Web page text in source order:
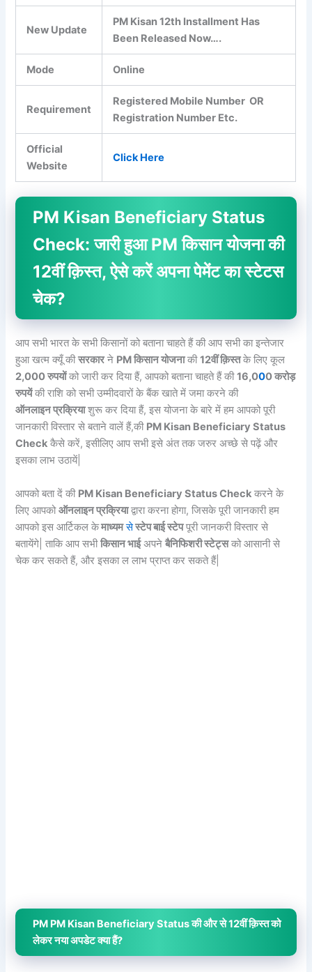
New Update
PM Kisan 12th Installment Has
Been Released Now….
Mode Online
Requirement
Registered Mobile Number OR
Registration Number Etc.
Official
Website
Click Here
PM Kisan Beneficiary Status
Check:जारी हुआ PM किसान योजना की
12वीं क़िस्त, ऐसे करें अपना पेमेंट का स्टेटस
चेक?
आप सभी भारत के सभी किसानों को बताना चाहते हैं की आप सभी का इन्तेजार
हुआ खत्म क्यूँ कीसरकारने PM किसान योजनाकी12वीं क़िस्तके लिए कूल
2,000 रुपयोंको जारी कर दिया हैं, आपको बताना चाहते हैं की16,000 करोड़
रुपयेंकी राशि को सभी उम्मीदवारों के बैंक खाते में जमा करने की
ऑनलाइन प्रक्रियाशुरू कर दिया हैं, इस योजना के बारे में हम आपको पूरी
जानकारी विस्तार से बताने वालें हैं,की PM Kisan Beneficiary Status
Check कैसे करें, इसीलिए आप सभी इसे अंत तक जरुर अच्छे से पढ़ें और
इसका लाभ उठायें|
आपको बता दें की PM Kisan Beneficiary Status Check करने के
लिए आपकोऑनलाइन प्रक्रियाद्वारा करना होगा, जिसके पूरी जानकारी हम
आपको इस आर्टिकल केमाध्यम सेस्टेप बाई स्टेपपूरी जानकरी विस्तार से
बतायेंगे| ताकि आप सभीकिसान भाईअपनेबैनिफिशरी स्टेट्सको आसानी से
चेक कर सकते हैं, और इसका ल लाभ प्राप्त कर सकते हैं|
PM PM Kisan Beneficiary Status की और से 12वीं क़िस्त को
लेकर नया अपडेट क्या हैं?